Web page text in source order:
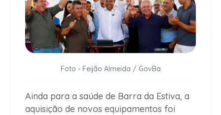
Foto - Feijão Almeida / GovBa
Ainda para a saúde de Barra da Estiva, a
aquisição de novos equipamentos foi